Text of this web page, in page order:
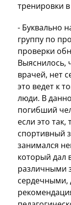
тренировки
- Буквально
группу по
проверки
Выяснилось,
врачей, нет
это ведет к
люди. В
погибший
если это
спортивный
занимался
который дал
различными
сердечными,